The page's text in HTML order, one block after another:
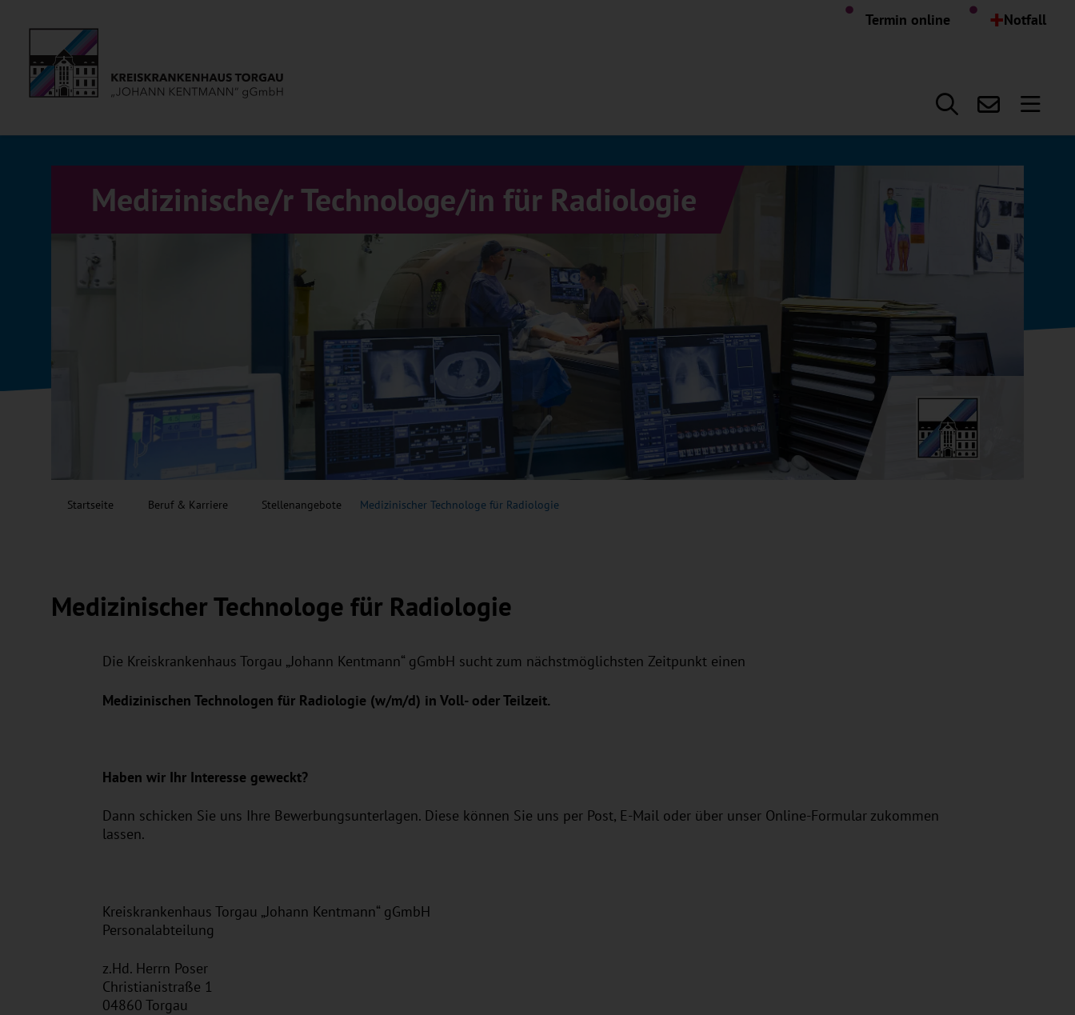
Termin online +Notfall
Medizinische/r Technologe/in für Radiologie
Startseite Beruf & Karriere Stellenangebote Medizinischer Technologe für Radiologie
Medizinischer Technologe für Radiologie
Die Kreiskrankenhaus Torgau „Johann Kentmann“ gGmbH sucht zum nächstmöglichsten Zeitpunkt einen
Medizinischen Technologen für Radiologie (w/m/d) in Voll- oder Teilzeit.
Haben wir Ihr Interesse geweckt?
Dann schicken Sie uns Ihre Bewerbungsunterlagen. Diese können Sie uns per Post, E-Mail oder über unser Online-Formular zukommen
lassen.
Kreiskrankenhaus Torgau „Johann Kentmann“ gGmbH
Personalabteilung
z.Hd. Herrn Poser
Christianistraße 1
04860 Torgau